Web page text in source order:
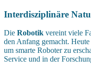
Interdisziplinäre
Die Robotik vereint viele
den Anfang gemacht.
um smarte Roboter zu
Service und in der